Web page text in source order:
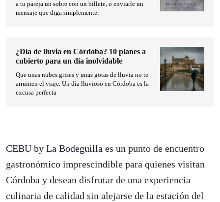
CEBU by La Bodeguilla es un punto de encuentro
gastronómico imprescindible para quienes visitan
Córdoba y desean disfrutar de una experiencia
culinaria de calidad sin alejarse de la estación del
a tu pareja un sobre con un billete, o enviarle un
mensaje que diga simplemente:
¿Día de lluvia en Córdoba? 10 planes a
cubierto para un día inolvidable
Que unas nubes grises y unas gotas de lluvia no te
arruinen el viaje. Un día lluvioso en Córdoba es la
excusa perfecta